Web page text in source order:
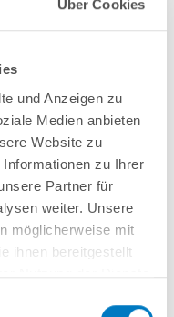
Über Cookies
und Anzeigen zu
Medien anbieten
Website zu
zu Ihrer
Partner für
weiter. Unsere
möglicherweise mit
ihnen bereitgestellt
Spezialhandlauf aus
Bodenschienen aus
/ SPECK PlusPump 7( Made